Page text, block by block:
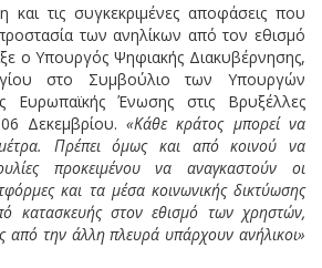
και τις συγκεκριμένες αποφάσεις που
των ανηλίκων από τον εθισμό
ο Υπουργός Ψηφιακής Διακυβέρνησης,
στο Συμβούλιο των Υπουργών
Ευρωπαϊκής Ένωσης στις Βρυξέλλες
Δεκεμβρίου.«Κάθε κράτος μπορεί να
Πρέπει όμως και από κοινού να
προκειμένου να αναγκαστούν οι
και τα μέσα κοινωνικής δικτύωσης
κατασκευής στον εθισμό των χρηστών,
από την άλλη πλευρά υπάρχουν ανήλικοι»